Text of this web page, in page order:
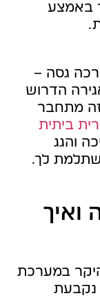
באמצע
גסה –
הדרוש
מתחבר
ביתית
והגג
לך.
ואיך
במערכת
נקבעת